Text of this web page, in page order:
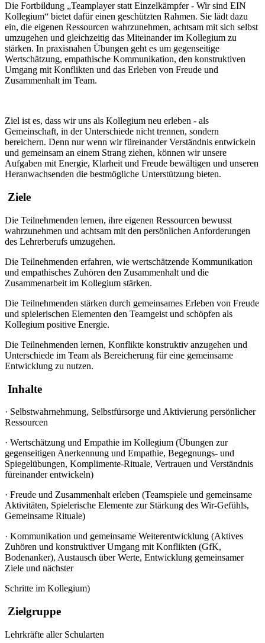
Die Fortbildung „Teamplayer statt Einzelkämpfer - Wir sind EIN
Kollegium“ bietet dafür einen geschützten Rahmen. Sie lädt dazu
ein, die eigenen Ressourcen wahrzunehmen, achtsam mit sich selbst
umzugehen und gleichzeitig das Miteinander im Kollegium zu
stärken. In praxisnahen Übungen geht es um gegenseitige
Wertschätzung, empathische Kommunikation, den konstruktiven
Umgang mit Konflikten und das Erleben von Freude und
Zusammenhalt im Team.
Ziel ist es, dass wir uns als Kollegium neu erleben - als
Gemeinschaft, in der Unterschiede nicht trennen, sondern
bereichern. Denn nur wenn wir füreinander Verständnis entwickeln
und gemeinsam an einem Strang ziehen, können wir unsere
Aufgaben mit Energie, Klarheit und Freude bewältigen und unseren
Heranwachsenden die bestmögliche Unterstützung bieten.
Ziele
Die Teilnehmenden lernen, ihre eigenen Ressourcen bewusst
wahrzunehmen und achtsam mit den persönlichen Anforderungen
des Lehrerberufs umzugehen.
Die Teilnehmenden erfahren, wie wertschätzende Kommunikation
und empathisches Zuhören den Zusammenhalt und die
Zusammenarbeit im Kollegium stärken.
Die Teilnehmenden stärken durch gemeinsames Erleben von Freude
und spielerischen Elementen den Teamgeist und schöpfen als
Kollegium positive Energie.
Die Teilnehmenden lernen, Konflikte konstruktiv anzugehen und
Unterschiede im Team als Bereicherung für eine gemeinsame
Entwicklung zu nutzen.
Inhalte
· Selbstwahrnehmung, Selbstfürsorge und Aktivierung persönlicher
Ressourcen
· Wertschätzung und Empathie im Kollegium (Übungen zur
gegenseitigen Anerkennung und Empathie, Begegnungs- und
Spiegelübungen, Komplimente-Rituale, Vertrauen und Verständnis
füreinander entwickeln)
· Freude und Zusammenhalt erleben (Teamspiele und gemeinsame
Aktivitäten, Spielerische Elemente zur Stärkung des Wir-Gefühls,
Gemeinsame Rituale)
· Kommunikation und gemeinsame Weiterentwicklung (Aktives
Zuhören und konstruktiver Umgang mit Konflikten (GfK,
Bodenanker), Austausch über Werte, Entwicklung gemeinsamer
Ziele und nächster
Schritte im Kollegium)
Zielgruppe
Lehrkräfte aller Schularten